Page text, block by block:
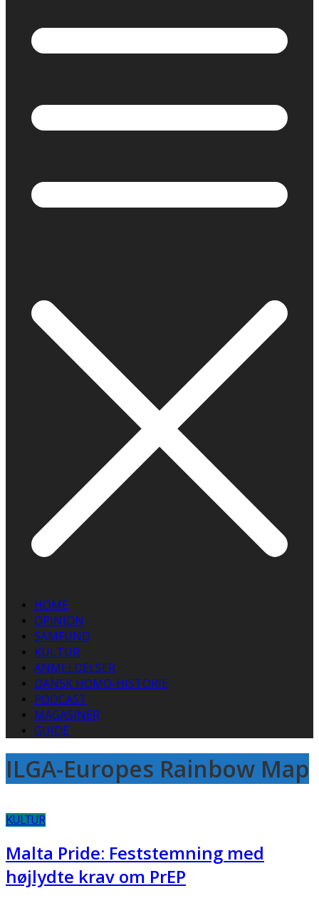
HOME
OPINION
SAMFUND
KULTUR
ANMELDELSER
DANSK HOMO-HISTORIE
PODCAST
MAGASINER
GUIDE
ILGA-Europes Rainbow Map
KULTUR
Malta Pride: Feststemning med
højlydte krav om PrEP